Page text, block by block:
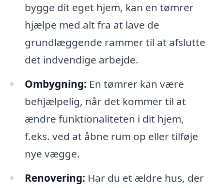
bygge dit eget hjem, kan en tømrer
hjælpe med alt fra at lave de
grundlæggende rammer til at afslutte
det indvendige arbejde.
Ombygning: En tømrer kan være
behjælpelig, når det kommer til at
ændre funktionaliteten i dit hjem,
f.eks. ved at åbne rum op eller tilføje
nye vægge.
Renovering: Har du et ældre hus, der